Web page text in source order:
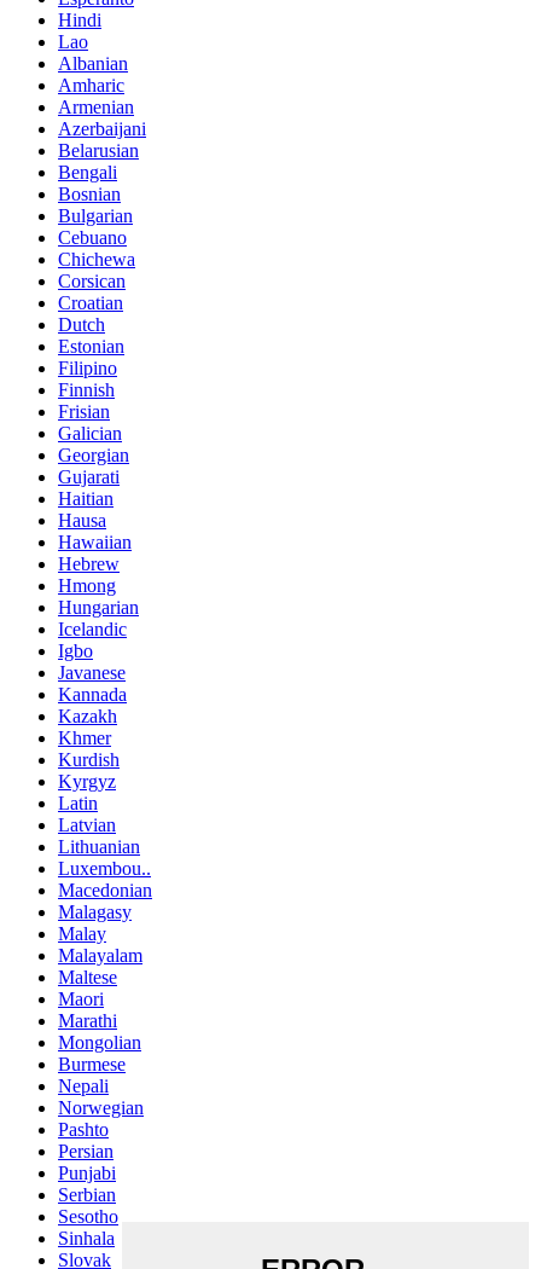
Hindi
Lao
Albanian
Amharic
Armenian
Azerbaijani
Belarusian
Bengali
Bosnian
Bulgarian
Cebuano
Chichewa
Corsican
Croatian
Dutch
Estonian
Filipino
Finnish
Frisian
Galician
Georgian
Gujarati
Haitian
Hausa
Hawaiian
Hebrew
Hmong
Hungarian
Icelandic
Igbo
Javanese
Kannada
Kazakh
Khmer
Kurdish
Kyrgyz
Latin
Latvian
Lithuanian
Luxembou..
Macedonian
Malagasy
Malay
Malayalam
Maltese
Maori
Marathi
Mongolian
Burmese
Nepali
Norwegian
Pashto
Persian
Punjabi
Serbian
Sesotho
Sinhala
Slovak